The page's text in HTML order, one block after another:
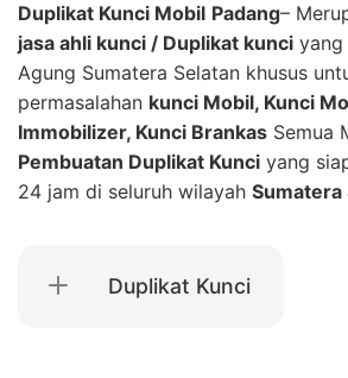
Duplikat Kunci Mobil Padang–
jasa ahli kunci / Duplikat kunci yang
Agung Sumatera Selatan khusus
permasalahan kunci Mobil, Kunci
Immobilizer, Kunci Brankas Semua
Pembuatan Duplikat Kunci yang
24 jam di seluruh wilayah Sumatera
Duplikat Kunci